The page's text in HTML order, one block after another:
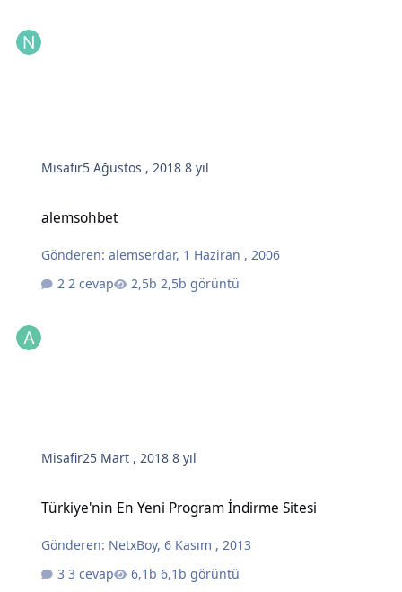
Misafir5 Ağustos , 20188 yıl
alemsohbet
Gönderen:alemserdar, 1 Haziran , 2006
2 cevap
2,5b görüntü
Misafir25 Mart , 20188 yıl
Türkiye'nin En Yeni Program İndirme Sitesi
Gönderen: NetxBoy,6 Kasım , 2013
3 cevap
6,1b görüntü